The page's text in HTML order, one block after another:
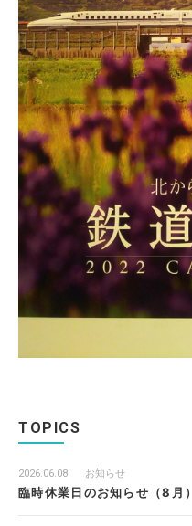
TOPICS
2026.06.08 お知らせ
臨時休業日のお知らせ（8月）